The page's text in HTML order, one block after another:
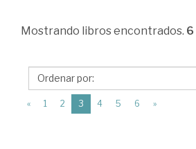
>
>
Estructura
Mostrando libros encontrados. 6
« 1 2 3 (current)
4 5 6 »